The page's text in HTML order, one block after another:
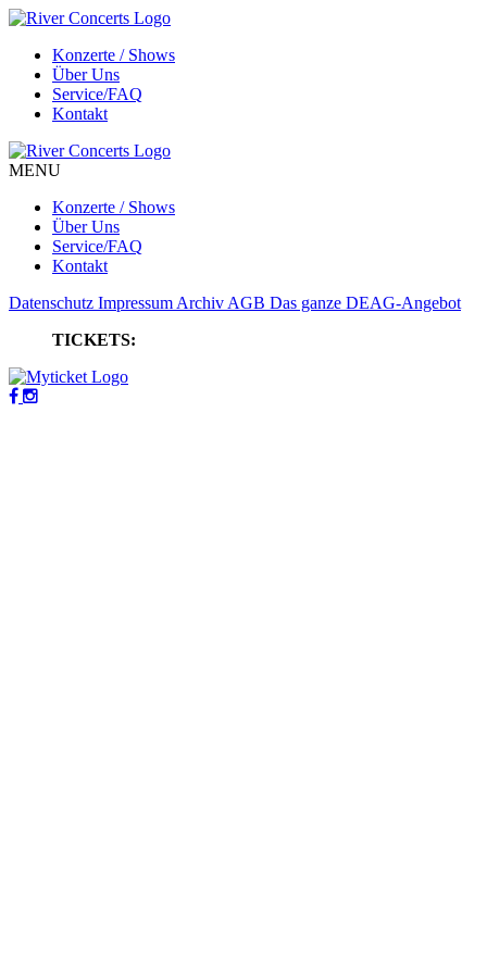
Konzerte / Shows
Über Uns
Service/FAQ
Kontakt
MENU
Konzerte / Shows
Über Uns
Service/FAQ
Kontakt
Datenschutz Impressum Archiv AGB Das ganze DEAG-Angebot
TICKETS: